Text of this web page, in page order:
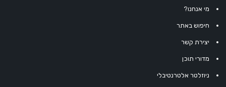
מי אנחנו?
חיפוש באתר
יצירת קשר
מדורי תוכן
ניוזלטר אלטרנטיבלי